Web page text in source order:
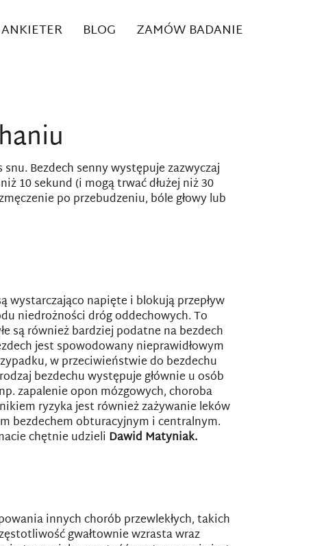
BLOG ZAMÓW BADANIE
Bezdech senny występuje zazwyczaj
10 sekund (i mogą trwać dłużej niż 30
po przebudzeniu, bóle głowy lub
wystarczająco napięte i blokują przepływ
niedrożności dróg oddechowych. To
są również bardziej podatne na bezdech
jest spowodowany nieprawidłowym
w przeciwieństwie do bezdechu
bezdechu występuje głównie u osób
zapalenie opon mózgowych, choroba
ryzyka jest również zażywanie leków
bezdechem obturacyjnym i centralnym.
chętnie udzieli Dawid Matyniak.
innych chorób przewlekłych, takich
gwałtownie wzrasta wraz